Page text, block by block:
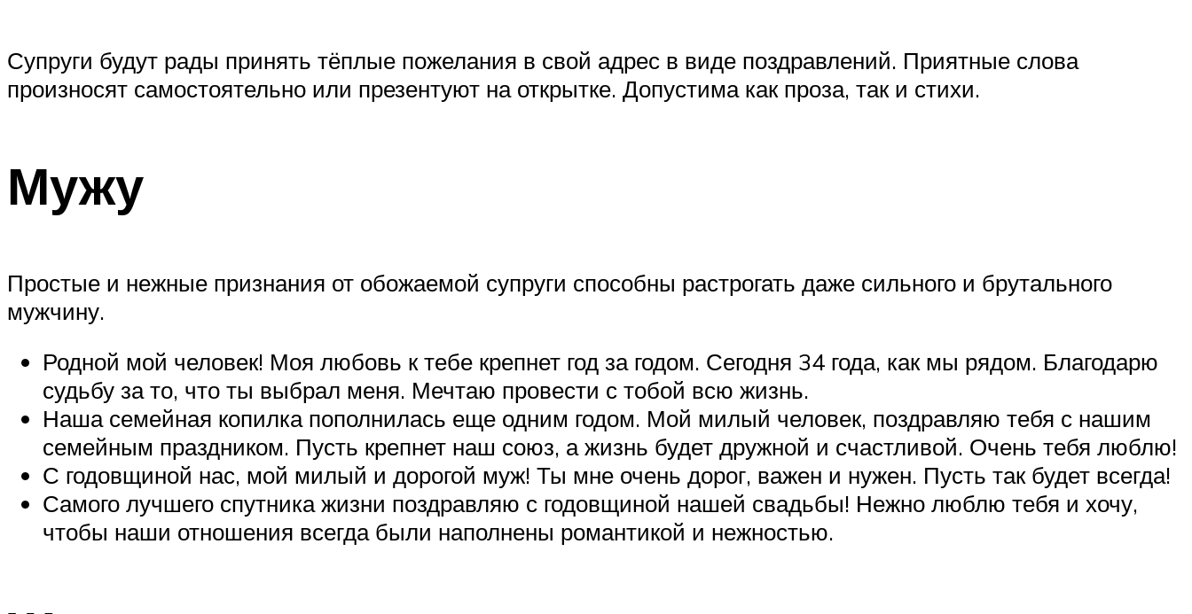
Супруги будут рады принять тёплые пожелания в свой адрес в виде поздравлений. Приятные слова
произносят самостоятельно или презентуют на открытке. Допустима как проза, так и стихи.
Мужу
Простые и нежные признания от обожаемой супруги способны растрогать даже сильного и брутального
мужчину.
Родной мой человек! Моя любовь к тебе крепнет год за годом. Сегодня 34 года, как мы рядом. Благодарю
судьбу за то, что ты выбрал меня. Мечтаю провести с тобой всю жизнь.
Наша семейная копилка пополнилась еще одним годом. Мой милый человек, поздравляю тебя с нашим
семейным праздником. Пусть крепнет наш союз, а жизнь будет дружной и счастливой. Очень тебя люблю!
С годовщиной нас, мой милый и дорогой муж! Ты мне очень дорог, важен и нужен. Пусть так будет всегда!
Самого лучшего спутника жизни поздравляю с годовщиной нашей свадьбы! Нежно люблю тебя и хочу,
чтобы наши отношения всегда были наполнены романтикой и нежностью.